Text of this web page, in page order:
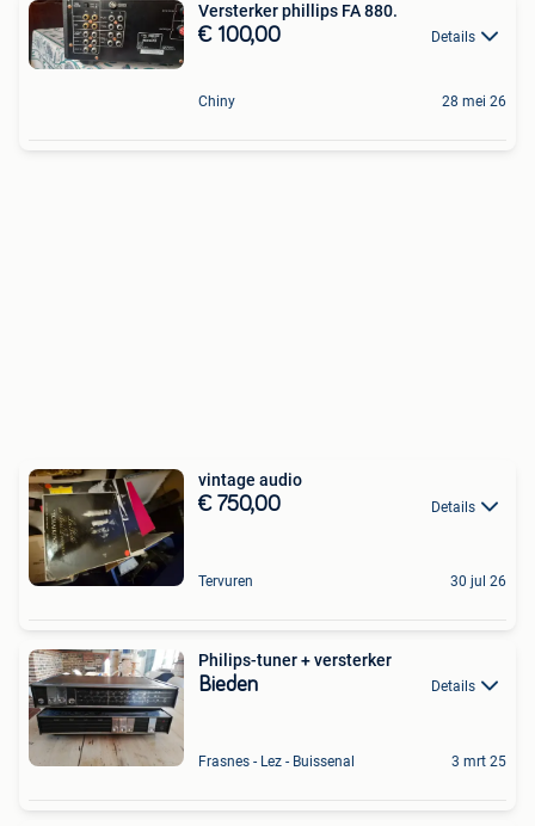
Versterker phillips FA 880.
€ 100,00 Details
Chiny 28 mei 26
vintage audio
€ 750,00 Details
Tervuren 30 jul 26
Philips-tuner + versterker
Bieden Details
Frasnes - Lez - Buissenal 3 mrt 25